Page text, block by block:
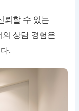
뢰할 수 있는
상담 경험은
.